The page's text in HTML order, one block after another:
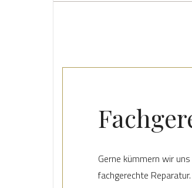
Gerne kümmern wir
fachgerechte Reparatur.